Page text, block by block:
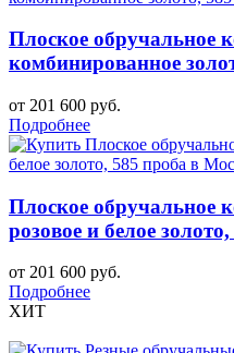
Плоское обручальное
комбинированное
от 201 600 руб.
Подробнее
Плоское обручальное
розовое и белое
от 201 600 руб.
Подробнее
ХИТ